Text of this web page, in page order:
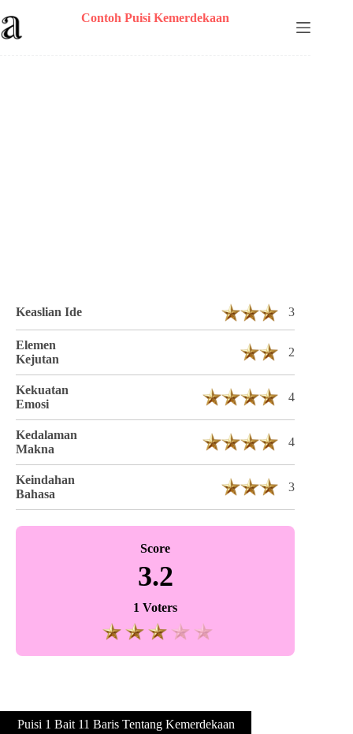
to
content
Contoh Puisi Kemerdekaan
Keaslian Ide 3
Elemen
Kejutan
2
Kekuatan
Emosi
4
Kedalaman
Makna
4
Keindahan
Bahasa
3
Score
3.2
1 Voters
Puisi 1 Bait 11 Baris Tentang Kemerdekaan